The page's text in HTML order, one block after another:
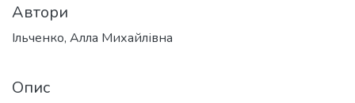
Автори
Ільченко, Алла Михайлівна
Опис